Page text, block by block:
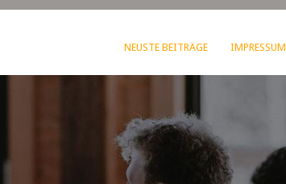
NEUSTE BEITRÄGE IMPRESSUM